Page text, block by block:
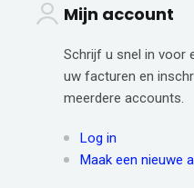
Mijn account
Schrijf u snel in voor
uw facturen en
meerdere accounts.
Log in
Maak een nieuwe